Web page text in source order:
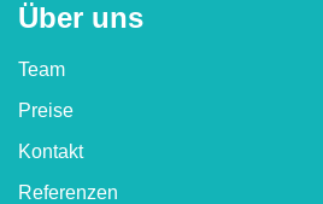
Über uns
Team
Preise
Kontakt
Referenzen